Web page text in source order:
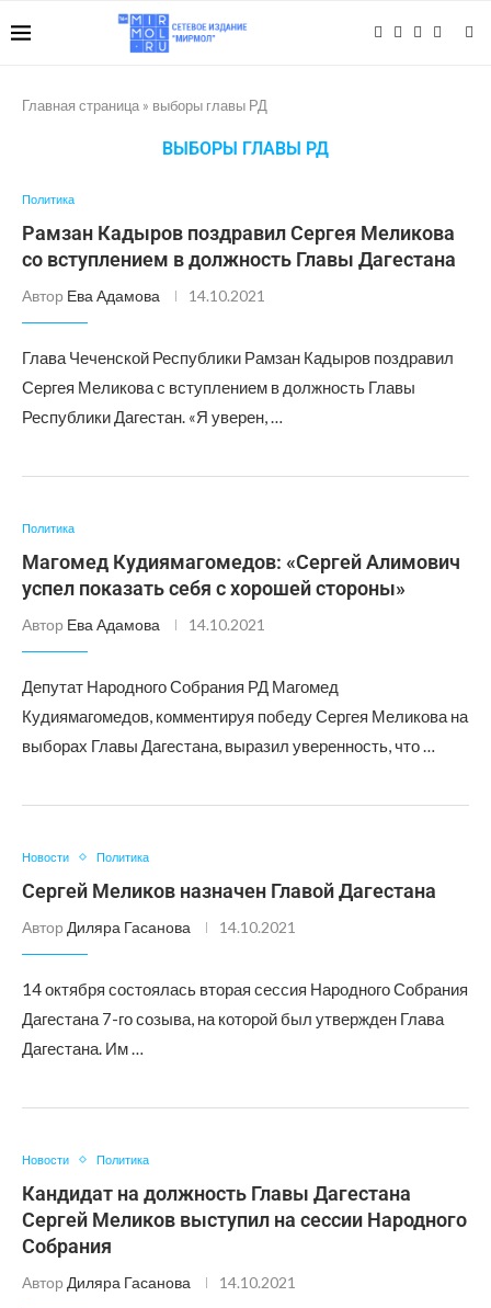
Главная страница » выборы главы РД
ВЫБОРЫ ГЛАВЫ РД
Политика
Рамзан Кадыров поздравил Сергея Меликова
со вступлением в должность Главы Дагестана
Автор Ева Адамова 14.10.2021
Глава Чеченской Республики Рамзан Кадыров поздравил
Сергея Меликова с вступлением в должность Главы
Республики Дагестан. «Я уверен, …
Политика
Магомед Кудиямагомедов: «Сергей Алимович
успел показать себя с хорошей стороны»
Автор Ева Адамова 14.10.2021
Депутат Народного Собрания РД Магомед
Кудиямагомедов, комментируя победу Сергея Меликова на
выборах Главы Дагестана, выразил уверенность, что …
Новости Политика
Сергей Меликов назначен Главой Дагестана
Автор Диляра Гасанова 14.10.2021
14 октября состоялась вторая сессия Народного Собрания
Дагестана 7-го созыва, на которой был утвержден Глава
Дагестана. Им …
Новости Политика
Кандидат на должность Главы Дагестана
Сергей Меликов выступил на сессии Народного
Собрания
Автор Диляра Гасанова 14.10.2021